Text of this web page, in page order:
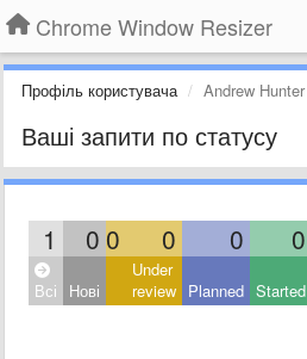
Chrome Window Resizer
Профіль користувача Andrew Hunter
Ваші запити по статусу
1 0 0 0 0 0
Всі Нові
Under
review Planned Started